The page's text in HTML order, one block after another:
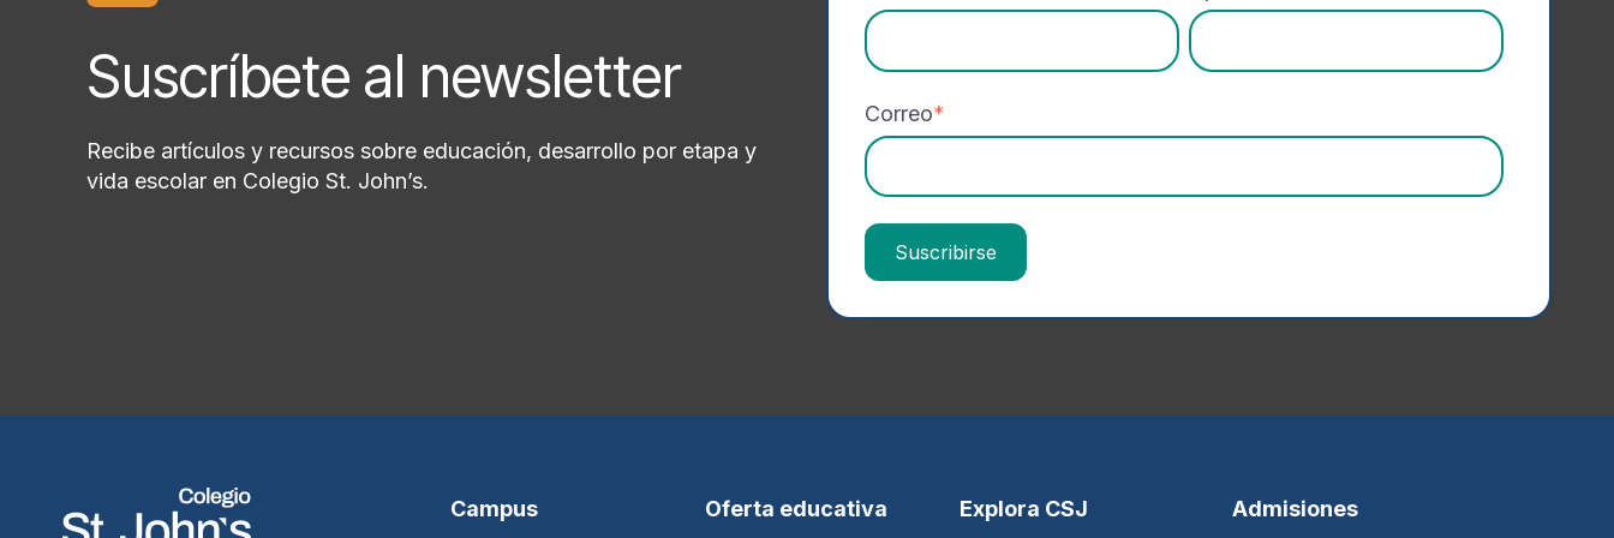
Suscríbete al newsletter
Recibe artículos y recursos sobre educación, desarrollo por etapa y
vida escolar en Colegio St. John’s.
Correo*
Campus Oferta educativa Explora CSJ Admisiones